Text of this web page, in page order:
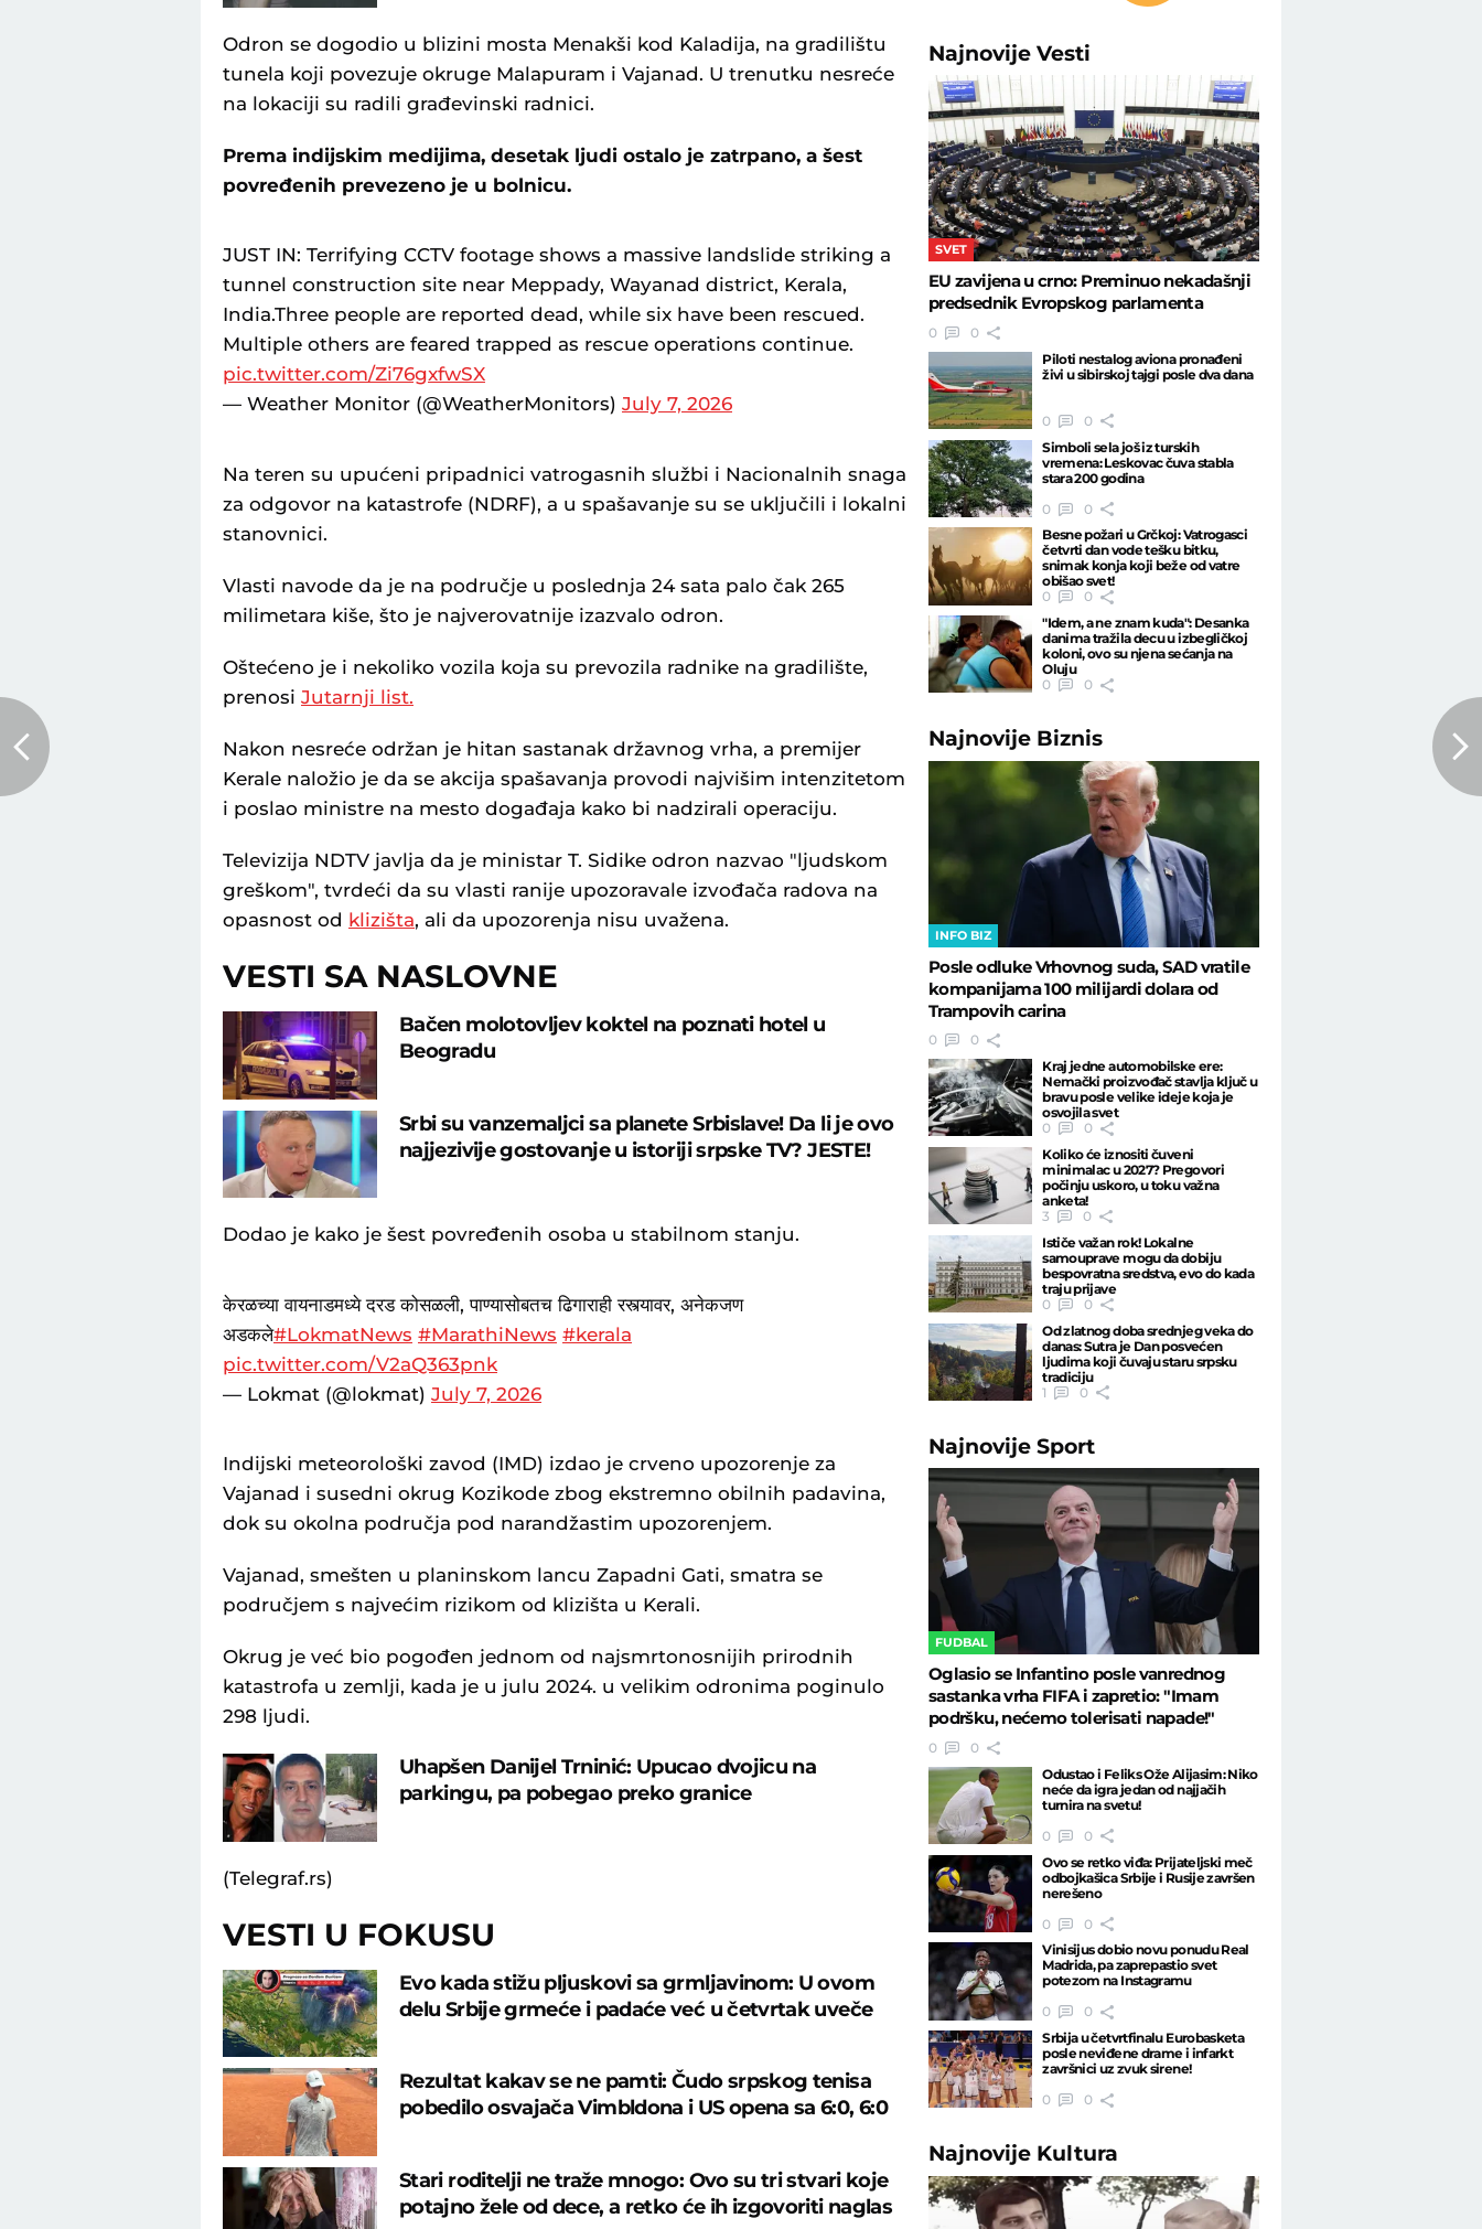
Odron se dogodio u blizini mosta Menakši kod Kaladija, na gradilištu
tunela koji povezuje okruge Malapuram i Vajanad. U trenutku nesreće
na lokaciji su radili građevinski radnici.
Prema indijskim medijima, desetak ljudi ostalo je zatrpano, a šest
povređenih prevezeno je u bolnicu.
JUST IN: Terrifying CCTV footage shows a massive landslide striking a
tunnel construction site near Meppady, Wayanad district, Kerala,
India.Three people are reported dead, while six have been rescued.
Multiple others are feared trapped as rescue operations continue.
pic.twitter.com/Zi76gxfwSX
— Weather Monitor (@WeatherMonitors) July 7, 2026
Na teren su upućeni pripadnici vatrogasnih službi i Nacionalnih snaga
za odgovor na katastrofe (NDRF), a u spašavanje su se uključili i lokalni
stanovnici.
Vlasti navode da je na područje u poslednja 24 sata palo čak 265
milimetara kiše, što je najverovatnije izazvalo odron.
Oštećeno je i nekoliko vozila koja su prevozila radnike na gradilište,
prenosi Jutarnji list.
Nakon nesreće održan je hitan sastanak državnog vrha, a premijer
Kerale naložio je da se akcija spašavanja provodi najvišim intenzitetom
i poslao ministre na mesto događaja kako bi nadzirali operaciju.
Televizija NDTV javlja da je ministar T. Sidike odron nazvao "ljudskom
greškom", tvrdeći da su vlasti ranije upozoravale izvođača radova na
opasnost od klizišta, ali da upozorenja nisu uvažena.
VESTI SA NASLOVNE
Bačen molotovljev koktel na poznati hotel u
Beogradu
Srbi su vanzemaljci sa planete Srbislave! Da li je ovo
najjezivije gostovanje u istoriji srpske TV? JESTE!
Dodao je kako je šest povređenih osoba u stabilnom stanju.
केरळच्या वायनाडमध्ये दरड कोसळली, पाण्यासोबतच ढिगाराही रस्त्यावर, अनेकजण
अडकले#LokmatNews #MarathiNews #kerala
pic.twitter.com/V2aQ363pnk
— Lokmat (@lokmat) July 7, 2026
Indijski meteorološki zavod (IMD) izdao je crveno upozorenje za
Vajanad i susedni okrug Kozikode zbog ekstremno obilnih padavina,
dok su okolna područja pod narandžastim upozorenjem.
Vajanad, smešten u planinskom lancu Zapadni Gati, smatra se
područjem s najvećim rizikom od klizišta u Kerali.
Okrug je već bio pogođen jednom od najsmrtonosnijih prirodnih
katastrofa u zemlji, kada je u julu 2024. u velikim odronima poginulo
298 ljudi.
Uhapšen Danijel Trninić: Upucao dvojicu na
parkingu, pa pobegao preko granice
(Telegraf.rs)
VESTI U FOKUSU
Evo kada stižu pljuskovi sa grmljavinom: U ovom
delu Srbije grmeće i padaće već u četvrtak uveče
Rezultat kakav se ne pamti: Čudo srpskog tenisa
pobedilo osvajača Vimbldona i US opena sa 6:0, 6:0
Stari roditelji ne traže mnogo: Ovo su tri stvari koje
potajno žele od dece, a retko će ih izgovoriti naglas
NajnovijeVesti
SVET
EU zavijena u crno: Preminuo nekadašnji
predsednik Evropskog parlamenta
0
0
Piloti nestalog aviona pronađeni
živi u sibirskoj tajgi posle dva dana
0
0
Simboli sela još iz turskih
vremena: Leskovac čuva stabla
stara 200 godina
0
0
Besne požari u Grčkoj: Vatrogasci
četvrti dan vode tešku bitku,
snimak konja koji beže od vatre
obišao svet!
0
0
"Idem, a ne znam kuda": Desanka
danima tražila decu u izbegličkoj
koloni, ovo su njena sećanja na
Oluju
0
0
Najnovije Biznis
INFO BIZ
Posle odluke Vrhovnog suda, SAD vratile
kompanijama 100 milijardi dolara od
Trampovih carina
0
0
Kraj jedne automobilske ere:
Nemački proizvođač stavlja ključ u
bravu posle velike ideje koja je
osvojila svet
0
0
Koliko će iznositi čuveni
minimalac u 2027? Pregovori
počinju uskoro, u toku važna
anketa!
3
0
Ističe važan rok! Lokalne
samouprave mogu da dobiju
bespovratna sredstva, evo do kada
traju prijave
0
0
Od zlatnog doba srednjeg veka do
danas: Sutra je Dan posvećen
ljudima koji čuvaju staru srpsku
tradiciju
1
0
NajnovijeSport
FUDBAL
Oglasio se Infantino posle vanrednog
sastanka vrha FIFA i zapretio: "Imam
podršku, nećemo tolerisati napade!"
0
0
Odustao i Feliks Ože Alijasim: Niko
neće da igra jedan od najjačih
turnira na svetu!
0
0
Ovo se retko viđa: Prijateljski meč
odbojkašica Srbije i Rusije završen
nerešeno
0
0
Vinisijus dobio novu ponudu Real
Madrida, pa zaprepastio svet
potezom na Instagramu
0
0
Srbija u četvrtfinalu Eurobasketa
posle neviđene drame i infarkt
završnici uz zvuk sirene!
0
0
Najnovije Kultura